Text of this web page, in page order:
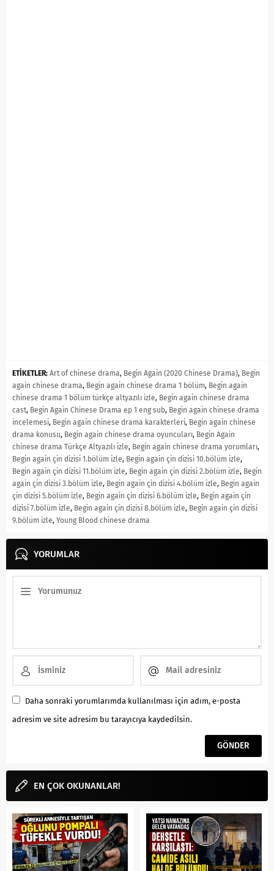
ETİKETLER: Art of chinese drama, Begin Again (2020 Chinese Drama), Begin
again chinese drama, Begin again chinese drama 1 bölüm, Begin again
chinese drama 1 bölüm türkçe altyazılı izle, Begin again chinese drama
cast, Begin Again Chinese Drama ep 1 eng sub, Begin again chinese drama
incelemesi, Begin again chinese drama karakterleri, Begin again chinese
drama konusu, Begin again chinese drama oyuncuları, Begin Again
chinese drama Türkçe Altyazılı izle, Begin again chinese drama yorumları,
Begin again çin dizisi 1.bölüm izle, Begin again çin dizisi 10.bölüm izle,
Begin again çin dizisi 11.bölüm izle, Begin again çin dizisi 2.bölüm izle, Begin
again çin dizisi 3.bölüm izle, Begin again çin dizisi 4.bölüm izle, Begin again
çin dizisi 5.bölüm izle, Begin again çin dizisi 6.bölüm izle, Begin again çin
dizisi 7.bölüm izle, Begin again çin dizisi 8.bölüm izle, Begin again çin dizisi
9.bölüm izle, Young Blood chinese drama
YORUMLAR
Daha sonraki yorumlarımda kullanılması için adım, e-posta
adresim ve site adresim bu tarayıcıya kaydedilsin.
EN ÇOK OKUNANLAR!